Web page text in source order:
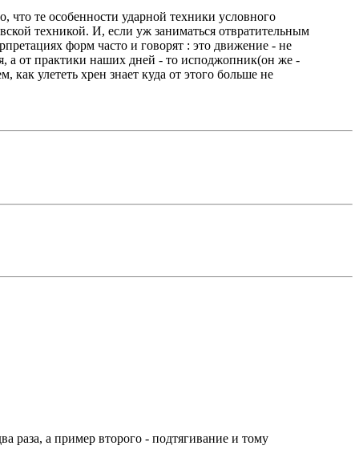
те особенности ударной техники условного
техникой. И, если уж заниматься отвратительным
форм часто и говорят : это движение - не
а от практики наших дней - то исподжопник(он же -
улететь хрен знает куда от этого больше не
раза, а пример второго - подтягивание и тому